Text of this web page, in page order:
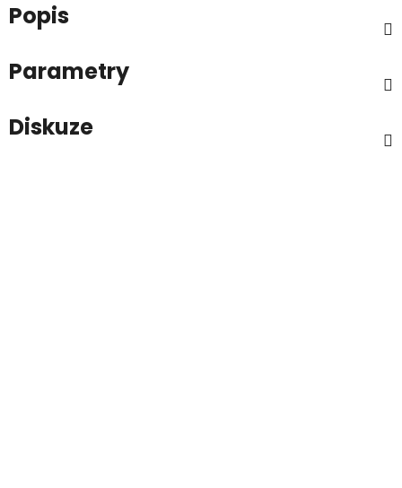
Popis
Parametry
Diskuze